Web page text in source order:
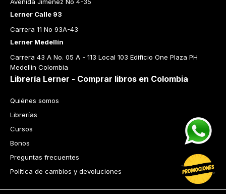
Lerner Calle 93
Carrera 11 No 93A-43
Lerner Medellín
Carrera 43 A No. 05 A - 113 Local 103 Edificio One Plaza PH
Medellín Colombia
Librería Lerner - Comprar libros en Colombia
Quiénes somos
Librerías
Cursos
Bonos
Preguntas frecuentes
Política de cambios y devoluciones